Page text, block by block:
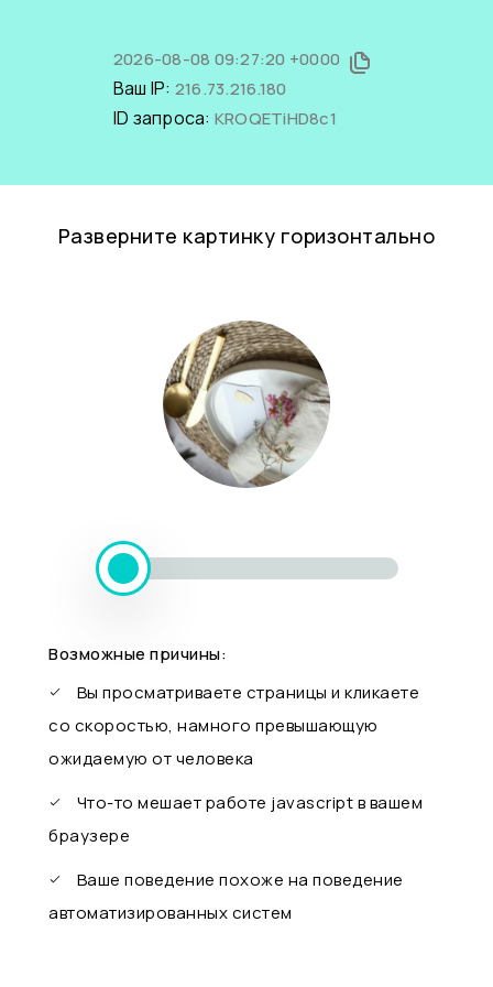
2026-08-08 09:27:20 +0000
Ваш IP: 216.73.216.180
ID запроса: KROQETiHD8c1
Разверните картинку горизонтально
Возможные причины:
Вы просматриваете страницы и кликаете
со скоростью, намного превышающую
ожидаемую от человека
Что-то мешает работе javascript в вашем
браузере
Ваше поведение похоже на поведение
автоматизированных систем